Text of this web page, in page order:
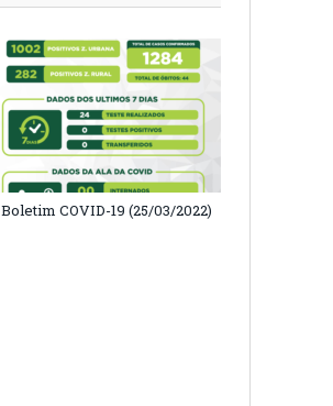
Boletim COVID-19 (25/03/2022)